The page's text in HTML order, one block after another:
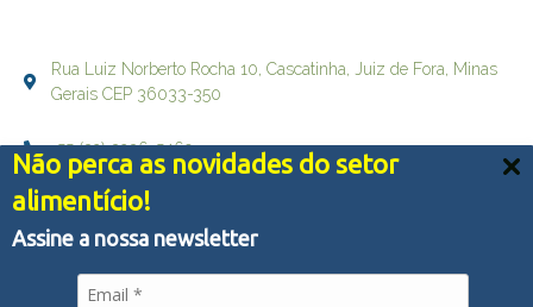
Não perca as novidades do setor
alimentício!
Assine a nossa newsletter
Rua Luiz Norberto Rocha 10, Cascatinha, Juiz de Fora, Minas
Gerais CEP 36033-350
+55 (32) 3236-5469
falecom@brqualityconsultoria.com.br
Nós usamos cookies e outras tecnologias semelhantes
para melhorar a sua experiência em nossos serviços,
personalizar publicidade e recomendar conteúdo de seu
com tal monitoramento.Política de Privacidade